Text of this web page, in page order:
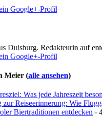
Duisburg. Redakteurin auf
Meier (alle ansehen)
Was jede Jahreszeit
Reiseerinnerung: Wie
Biertraditionen entdecken -